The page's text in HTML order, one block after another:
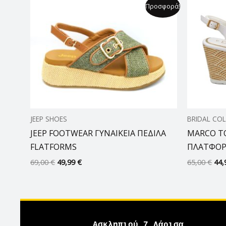
Προσφορά!
JEEP SHOES
JEEP FOOTWEAR ΓΥΝΑΙΚΕΙΑ ΠΕΔΙΛΑ
FLATFORMS
69,00€
was:
69,00 €.
49,99€
είναι:
49,99 €.
BRIDAL
MARCO
65,00€